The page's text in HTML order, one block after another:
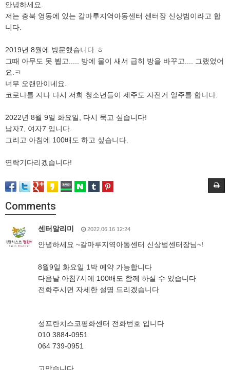
안녕하세요.
저는 충북 영동에 있는 갈마루지역아동센터 센터장 신상범이라고 합
니다.
2019년 8월에 방문했습니다.ㅎ
그때 아무도 못 뵙고..... 방에 물이 새서 급히 방을 바꾸고.... 그랬었어
요.ㅋ
너무 오랜만이네요.
코로나를 지나 다시 저희 청소년들이 제주도 자전거 일주를 합니다.
2022년 8월 9일 화요일, 다시 묵고 싶습니다!
남자7, 여자7 입니다.
그리고 아침에 100배도 하고 싶습니다.
연락기다리겠습니다!
Comments
센터알리미 2022.06.16 12:24
안녕하세요 ~갈마루지역아동센터 신상범센터장님~!
8월9일 화요일 1박 예약 가능합니다
다음날 아침7시에 100배도 함께 하실 수 있습니다
전화주시면 자세한 설명 드리겠습니다
성프란치스코평화센터 전화번호 입니다
010 3884-0951
064 739-0951